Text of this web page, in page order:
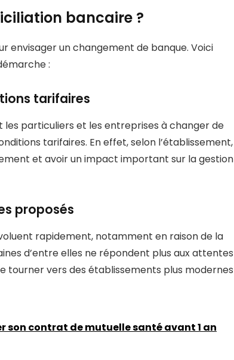
bancaire ?
envisager un changement de banque. Voici
:
tarifaires
les particuliers et les entreprises à changer de
tarifaires. En effet, selon l’établissement,
et avoir un impact important sur la gestion
proposés
rapidement, notamment en raison de la
d’entre elles ne répondent plus aux attentes
tourner vers des établissements plus modernes
son contrat de mutuelle santé avant 1 an